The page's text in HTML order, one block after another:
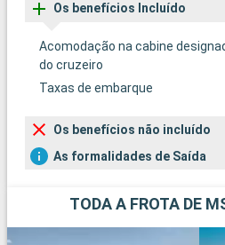
Os benefícios Incluído
Acomodação na cabine
do cruzeiro
Taxas de embarque
Os benefícios não incluído
As formalidades de Saída
TODA A FROTA DE